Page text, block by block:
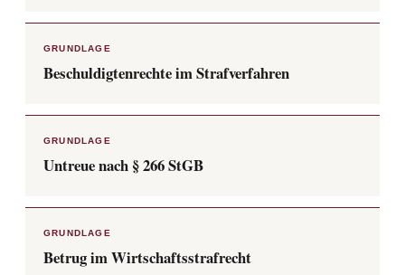
GRUNDLAGE
Beschuldigtenrechte im Strafverfahren
GRUNDLAGE
Untreue nach § 266 StGB
GRUNDLAGE
Betrug im Wirtschaftsstrafrecht